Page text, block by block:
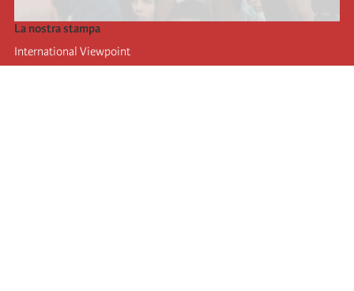
La nostra stampa
International Viewpoint